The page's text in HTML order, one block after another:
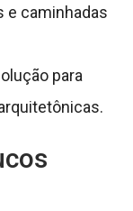
e caminhadas
para